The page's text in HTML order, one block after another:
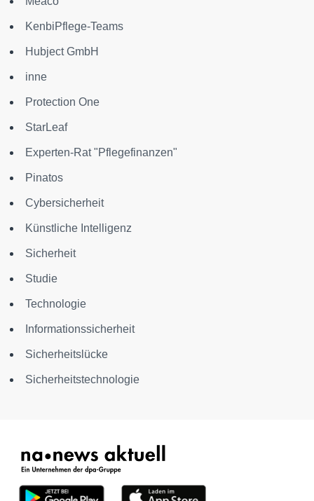
KenbiPflege-Teams
Hubject GmbH
inne
Protection One
StarLeaf
Experten-Rat "Pflegefinanzen"
Pinatos
Cybersicherheit
Künstliche Intelligenz
Sicherheit
Studie
Technologie
Informationssicherheit
Sicherheitslücke
Sicherheitstechnologie